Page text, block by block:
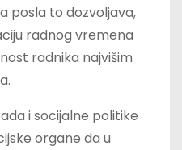
posla to dozvoljava,
radnog vremena
radnika najvišim
i socijalne politike
organe da u